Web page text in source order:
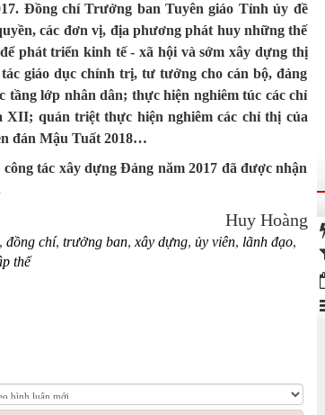
Đồng chí Trưởng ban Tuyên giáo Tỉnh ủy đề
các đơn vị, địa phương phát huy những thế
phát triển kinh tế - xã hội và sớm xây dựng thị
giáo dục chính trị, tư tưởng cho cán bộ, đảng
lớp nhân dân; thực hiện nghiêm túc các chỉ
quán triệt thực hiện nghiêm các chỉ thị của
đán Mậu Tuất 2018…
tác xây dựng Đảng năm 2017 đã được nhận
Huy Hoàng
, đồng chí, trưởng ban, xây dựng, ủy viên, lãnh đạo,
thể